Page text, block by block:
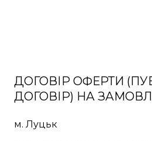
ДОГОВІР ОФЕРТИ
ДОГОВІР) НА
м. Луцьк